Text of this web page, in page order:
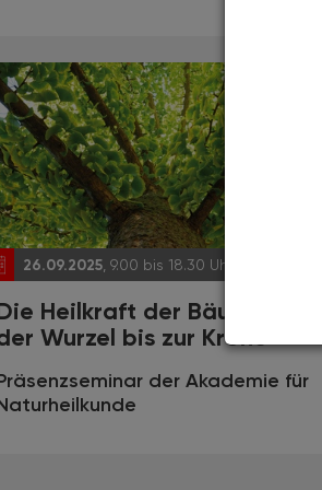
26.09.2025 , 9.00 bis 18.30 Uhr
Heilkraft der Bäume – Von
Wurzel bis zur Krone
der Akademie für